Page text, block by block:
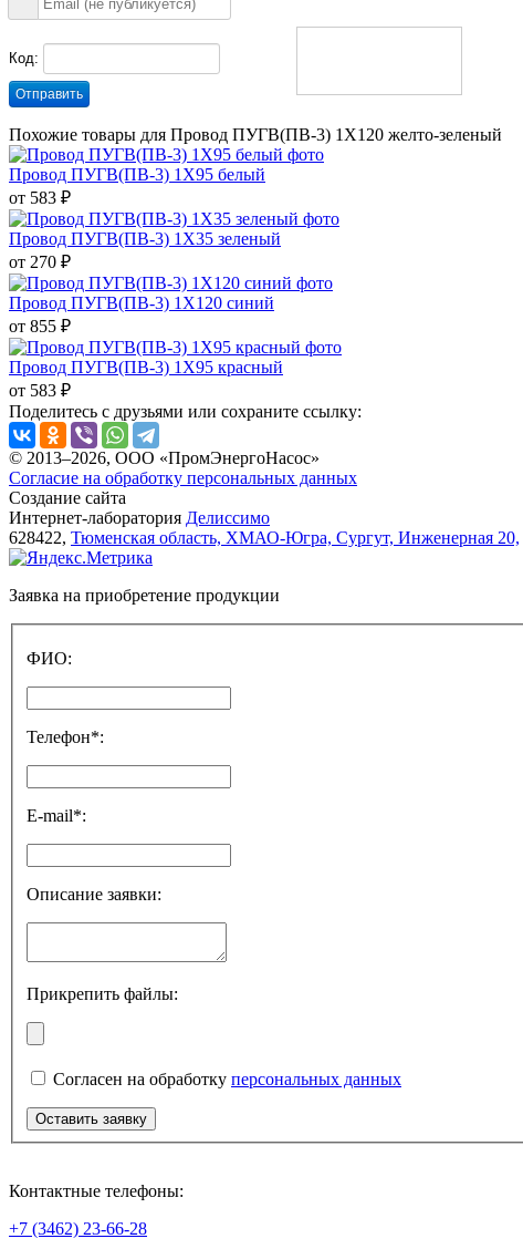
Код:
Отправить
Похожие товары для Провод ПУГВ(ПВ-3) 1X120 желто-зеленый
Провод ПУГВ(ПВ-3) 1X95 белый
от 583 ₽
Провод ПУГВ(ПВ-3) 1X35 зеленый
от 270 ₽
Провод ПУГВ(ПВ-3) 1X120 синий
от 855 ₽
Провод ПУГВ(ПВ-3) 1X95 красный
от 583 ₽
Поделитесь с друзьями или сохраните ссылку:
© 2013–2026, ООО «ПромЭнергоНасос»
Согласие на обработку персональных данных
Создание сайта
Интернет-лаборатория Делиссимо
628422, Тюменская область, ХМАО-Югра, Сургут, Инженерная 20,
Заявка на приобретение продукции
ФИО:
Телефон*:
E-mail*:
Описание заявки:
Прикрепить файлы:
Согласен на обработку персональных данных
Контактные телефоны:
+7 (3462) 23-66-28